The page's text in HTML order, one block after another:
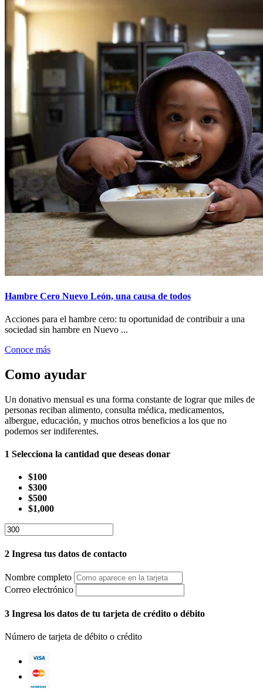
Hambre Cero Nuevo León, una causa de todos
Acciones para el hambre cero: tu oportunidad de contribuir a una
sociedad sin hambre en Nuevo ...
Conoce más
Como ayudar
Un donativo mensual es una forma constante de lograr que miles de
personas reciban alimento, consulta médica, medicamentos,
albergue, educación, y muchos otros beneficios a los que no
podemos ser indiferentes.
1 Selecciona la cantidad que deseas donar
$100
$300
$500
$1,000
2 Ingresa tus datos de contacto
Nombre completo
Correo electrónico
3 Ingresa los datos de tu tarjeta de crédito o débito
Número de tarjeta de débito o crédito